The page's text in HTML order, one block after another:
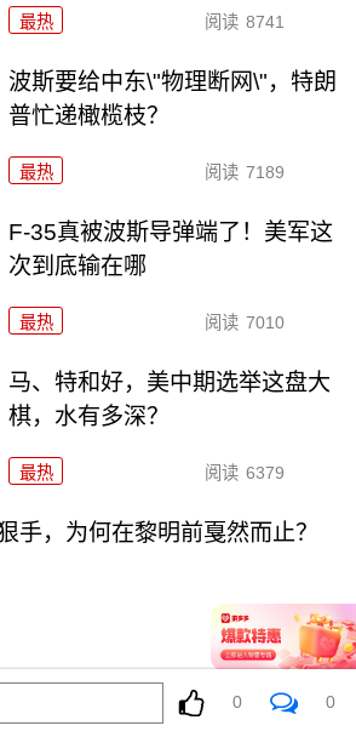
最热 阅读 8741
波斯要给中东\"物理断网\"，特朗
普忙递橄榄枝？
最热 阅读 7189
F-35真被波斯导弹端了！美军这
次到底输在哪
最热 阅读 7010
马、特和好，美中期选举这盘大
棋，水有多深？
最热 阅读 6379
手，为何在黎明前戛然而止？
4572 08-04
0 0